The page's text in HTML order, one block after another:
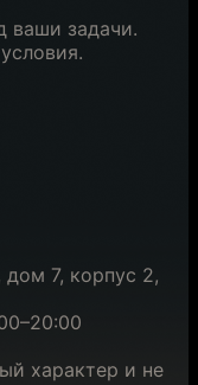
ваши задачи.
7, корпус 2,
характер и не